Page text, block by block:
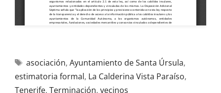
asociación, Ayuntamiento de Santa Úrsula,
estimatoria formal, La Calderina Vista Paraíso,
Tenerife, Terminación, vecinos